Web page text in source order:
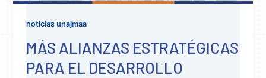
noticias unajmaa
MÁS ALIANZAS ESTRATÉGICAS
PARA EL DESARROLLO